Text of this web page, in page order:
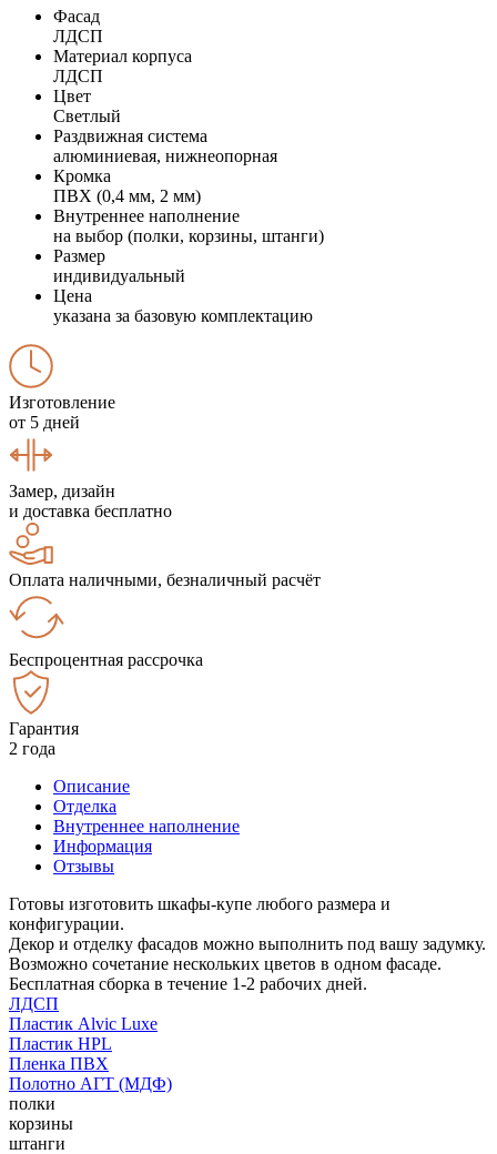
Фасад
ЛДСП
Материал корпуса
ЛДСП
Цвет
Светлый
Раздвижная система
алюминиевая, нижнеопорная
Кромка
ПВХ (0,4 мм, 2 мм)
Внутреннее наполнение
на выбор (полки, корзины, штанги)
Размер
индивидуальный
Цена
указана за базовую комплектацию
Изготовление
от 5 дней
Замер, дизайн
и доставка бесплатно
Оплата наличными, безналичный расчёт
Беспроцентная рассрочка
Гарантия
2 года
Описание
Отделка
Внутреннее наполнение
Информация
Отзывы
Готовы изготовить шкафы-купе любого размера и
конфигурации.
Декор и отделку фасадов можно выполнить под вашу задумку.
Возможно сочетание нескольких цветов в одном фасаде.
Бесплатная сборка в течение 1-2 рабочих дней.
ЛДСП
Пластик Alvic Luxe
Пластик HPL
Пленка ПВХ
Полотно АГТ (МДФ)
полки
корзины
штанги